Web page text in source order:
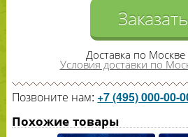
Заказать
Доставка по
Условия доставки по
Позвоните нам: +7 (495) 000-00-
Похожие товары